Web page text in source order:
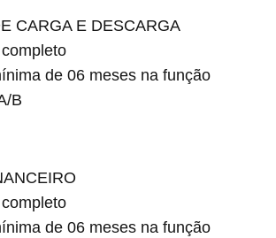
CARGA E DESCARGA
de 06 meses na função
B
de 06 meses na função